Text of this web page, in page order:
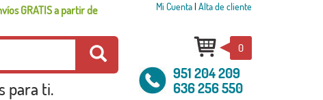
GRATIS a partir de
Mi Cuenta| Alta de cliente
para ti.
0
951 204 209
636 256 550